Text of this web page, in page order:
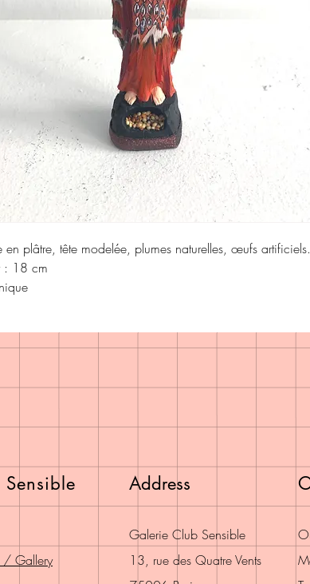
en plâtre, tête modelée, plumes naturelles, œufs artificiels.
: 18 cm
/ Gallery
Address
Galerie Club Sensible
13, rue des Quatre Vents